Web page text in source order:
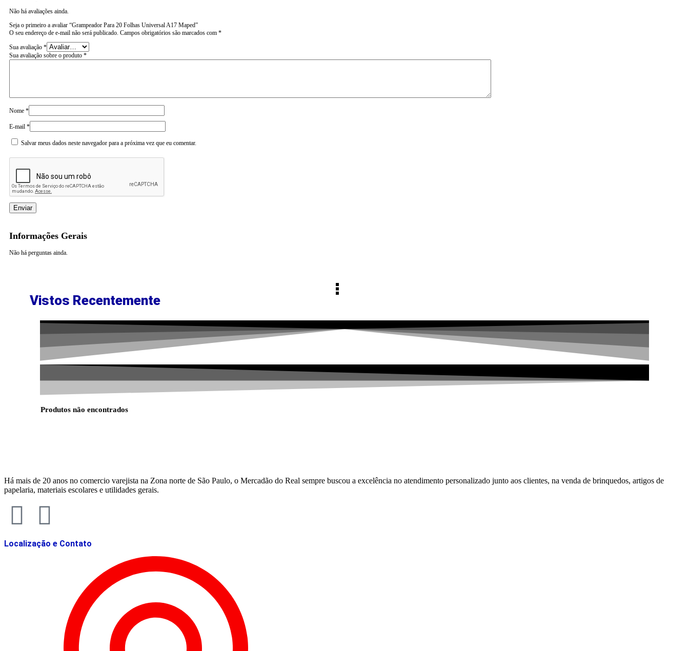
Não há avaliações ainda.
Seja o primeiro a avaliar “Grampeador Para 20 Folhas Universal A17 Maped”
O seu endereço de e-mail não será publicado. Campos obrigatórios são marcados com *
Sua avaliação *
Sua avaliação sobre o produto *
Nome *
E-mail *
Salvar meus dados neste navegador para a próxima vez que eu comentar.
Informações Gerais
Não há perguntas ainda.
Vistos Recentemente
Produtos não encontrados
Há mais de 20 anos no comercio varejista na Zona norte de São Paulo, o Mercadão do Real sempre buscou a excelência no atendimento personalizado junto aos clientes, na venda de brinquedos, artigos de
papelaria, materiais escolares e utilidades gerais.
Localização e Contato